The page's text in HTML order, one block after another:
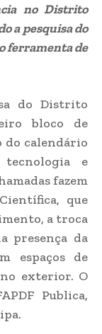
no Distrito
a pesquisa do
ferramenta de
do Distrito
bloco de
do calendário
e
fazem
que
a troca
presença da
espaços de
exterior. O
Publica,